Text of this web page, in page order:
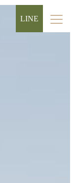
LINE